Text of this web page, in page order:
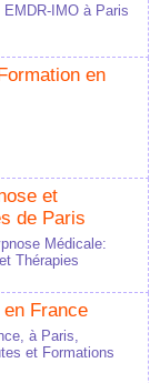
IMO à Paris
en
et
de Paris
Médicale:
Thérapies
France
à Paris,
et Formations